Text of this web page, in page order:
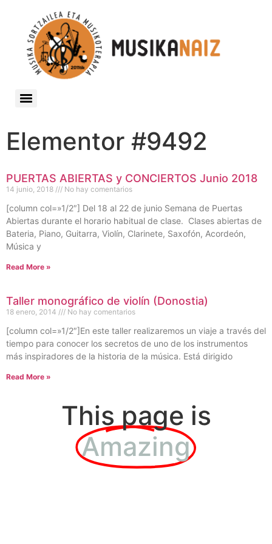
Elementor #9492
PUERTAS ABIERTAS y CONCIERTOS Junio 2018
14 junio, 2018 No hay comentarios
[column col=»1/2″] Del 18 al 22 de junio Semana de Puertas
Abiertas durante el horario habitual de clase. Clases abiertas de
Bateria, Piano, Guitarra, Violín, Clarinete, Saxofón, Acordeón,
Música y
Read More »
Taller monográfico de violín (Donostia)
18 enero, 2014 No hay comentarios
[column col=»1/2″]En este taller realizaremos un viaje a través del
tiempo para conocer los secretos de uno de los instrumentos
más inspiradores de la historia de la música. Está dirigido
Read More »
This page is
Amazing